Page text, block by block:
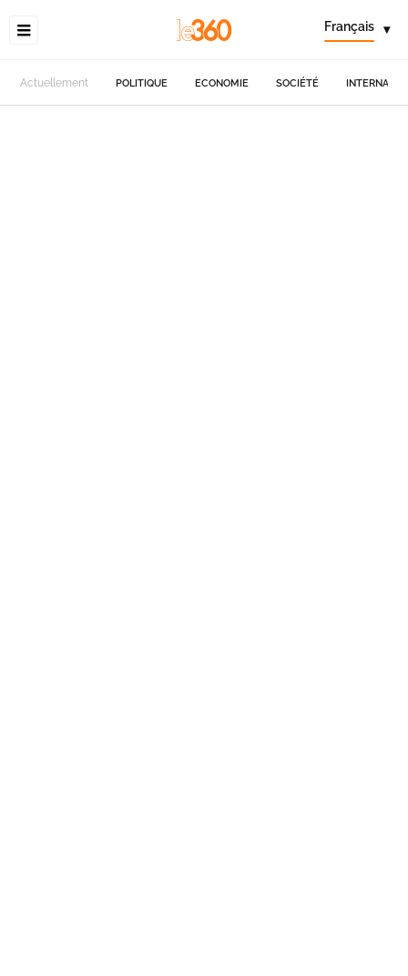
Français ▾
Actuellement POLITIQUE ECONOMIE SOCIÉTÉ